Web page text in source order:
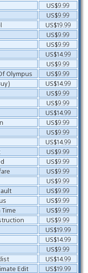
US$9.99
US$9.99
US$19.99
US$9.99
US$9.99
US$14.99
US$9.99
Olympus
US$9.99
US$14.99
US$9.99
US$9.99
US$14.99
US$9.99
US$9.99
US$14.99
US$9.99
US$9.99
US$9.99
US$9.99
US$9.99
US$9.99
Time
US$9.99
US$9.99
US$19.99
US$14.99
US$9.99
US$14.99
Edit
US$19.99